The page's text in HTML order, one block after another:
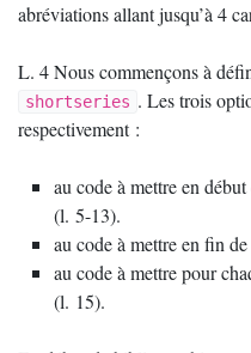
abréviations allant jusqu’à 4
L. 4 Nous commençons à
shortseries . Les trois
respectivement :
au code à mettre en
(l. 5-13).
au code à mettre en fin
au code à mettre pour
(l. 15).